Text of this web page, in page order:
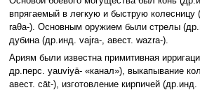
впрягаемый в легкую и быструю колесницу
raθa-). Основным оружием были стрелы
дубина (др.инд. vajra-, авест. wazra-).
Ариям были известна примитивная
др.перс. yauviyā- «канал»), выкапывание
авест. cāt-), изготовление кирпичей